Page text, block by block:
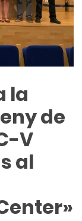
la
de
V
al